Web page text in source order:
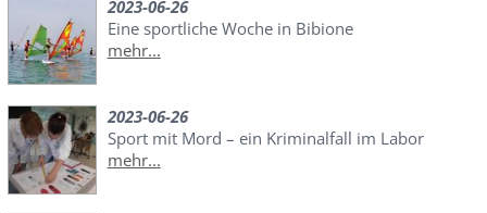
2023-06-26
Eine sportliche Woche in Bibione
mehr...
2023-06-26
Sport mit Mord – ein Kriminalfall im Labor
mehr...